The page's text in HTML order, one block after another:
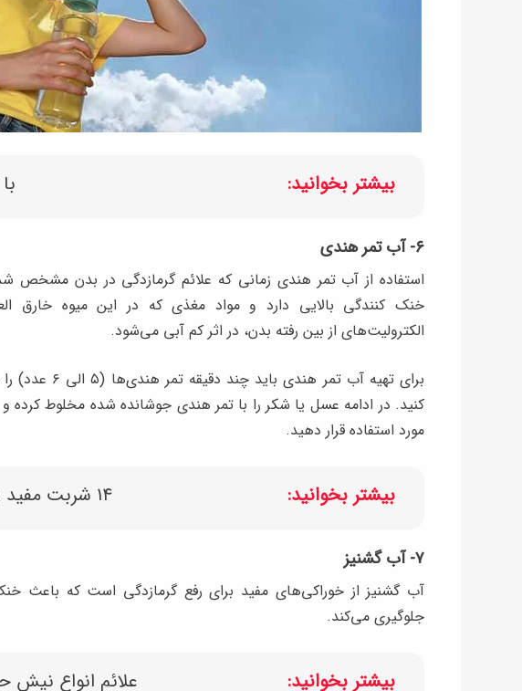
بیشتر بخوانید:
۶- آب تمر هندی
استفاده از آب تمر هندی زمانی که علائم گرمازدگی در بدن
خنک‌ کنندگی بالایی دارد و مواد مغذی‌‍ که در این میوه خارق
الکترولیت‌های از بین رفته بدن، در اثر کم آبی می‌شود.
برای تهیه آب
کنید. در ادامه عسل یا شکر را با تمر هندی جوشانده شده مخلوط کرده
مورد استفاده قرار دهید.
بیشتر بخوانید: ۱۴ شربت مفید برای جلوگیری از گرمازدگی
۷- آب گشنیز
آب گشنیز از خوراکی‌های مفید برای رفع گرمازدگی است که باعث
جلوگیری می‌کند.
بیشتر بخوانید: علائم انواع نیش